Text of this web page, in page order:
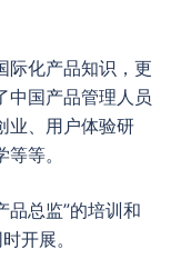
际化产品知识，更
中国产品管理人员
业、用户体验研
等。
品总监”的培训和
开展。